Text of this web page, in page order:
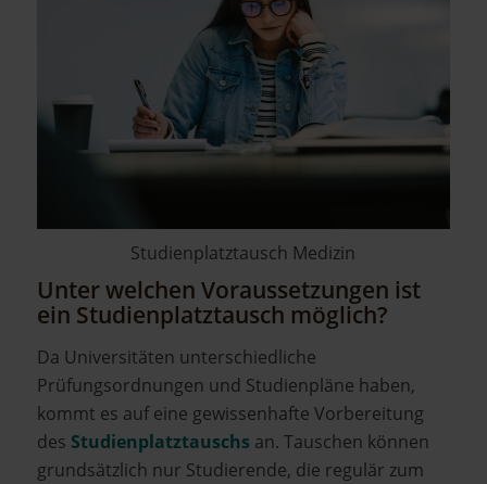
Studienplatztausch Medizin
Unter welchen Voraussetzungen ist
ein Studienplatztausch möglich?
Da Universitäten unterschiedliche
Prüfungsordnungen und Studienpläne haben,
kommt es auf eine gewissenhafte Vorbereitung
des Studienplatztauschs an. Tauschen können
grundsätzlich nur Studierende, die regulär zum